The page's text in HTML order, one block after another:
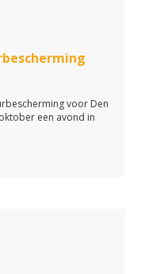
voor Den
een avond in